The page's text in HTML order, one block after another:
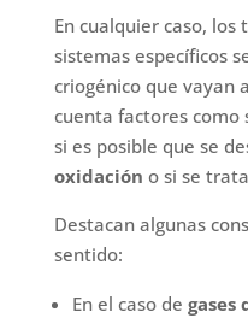
En cualquier caso,
sistemas específicos
criogénico que vayan
cuenta factores como
si es posible que se
oxidación o si se
Destacan algunas
sentido:
En el caso de gases